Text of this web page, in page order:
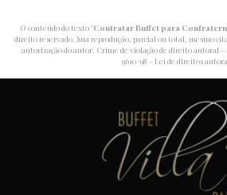
O conteúdo do texto "Contratar Buffet para
direito reservado. Sua reprodução, parcial ou total, mesmo
autorização do autor. Crime de violação de direito autoral –
9610/98 - Lei de direitos